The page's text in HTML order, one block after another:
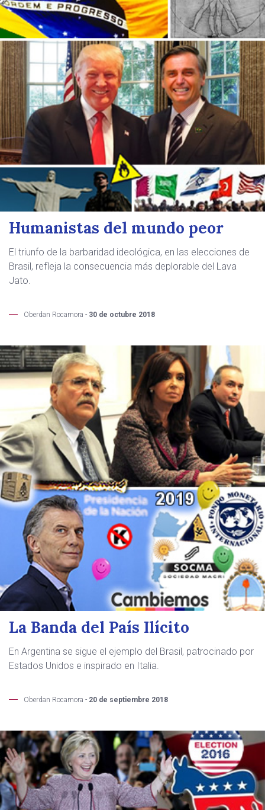
Humanistas del mundo peor
El triunfo de la barbaridad ideológica, en las elecciones de
Brasil, refleja la consecuencia más deplorable del Lava
Jato.
Oberdan Rocamora - 30 de octubre 2018
La Banda del País Ilícito
En Argentina se sigue el ejemplo del Brasil, patrocinado por
Estados Unidos e inspirado en Italia.
Oberdan Rocamora - 20 de septiembre 2018